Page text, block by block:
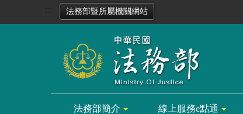
法務部暨所屬機關網站
法務部簡介 線上服務e點通